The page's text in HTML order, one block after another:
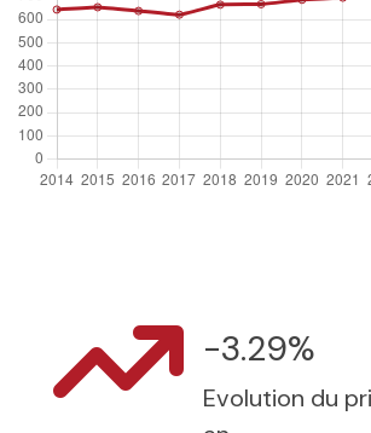
-3.29%
Evolution du